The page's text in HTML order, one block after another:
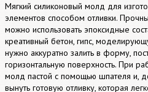
Мягкий силиконовый молд для
элементов способом отливки.
можно использовать эпоксидные
креативный бетон, гипс,
нужно аккуратно залить в форму,
горизонтальную поверхность. При
молд пастой с помощью шпателя и,
вынуть готовую отливку, которая